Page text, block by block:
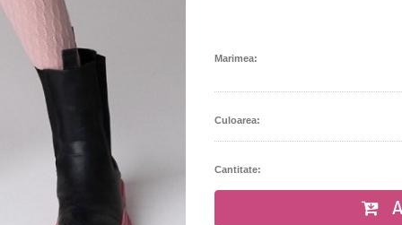
Marimea:
Culoarea:
Cantitate: